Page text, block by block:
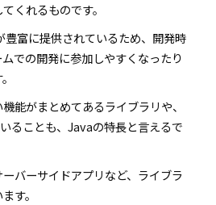
くれるものです。
富に提供されているため、開発時
での開発に参加しやすくなったり
能がまとめてあるライブラリや、
ることも、Javaの特長と言えるで
バーサイドアプリなど、ライブラ
す。